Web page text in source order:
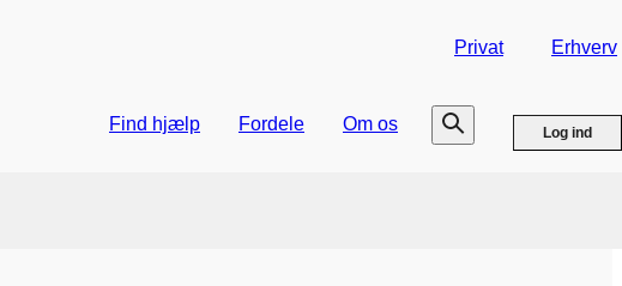
Privat Erhverv
Find hjælp Fordele Om os Log ind